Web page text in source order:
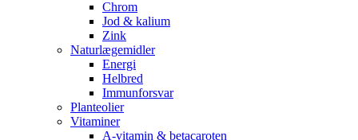
Chrom
Jod & kalium
Zink
Naturlægemidler
Energi
Helbred
Immunforsvar
Planteolier
Vitaminer
A-vitamin & betacaroten